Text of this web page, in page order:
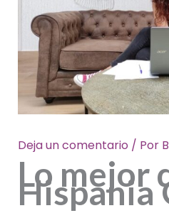
Deja un comentario / Por
Lo mejor
Hispania